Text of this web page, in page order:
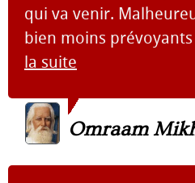
qui va venir.
bien moins
la suite
Omraam